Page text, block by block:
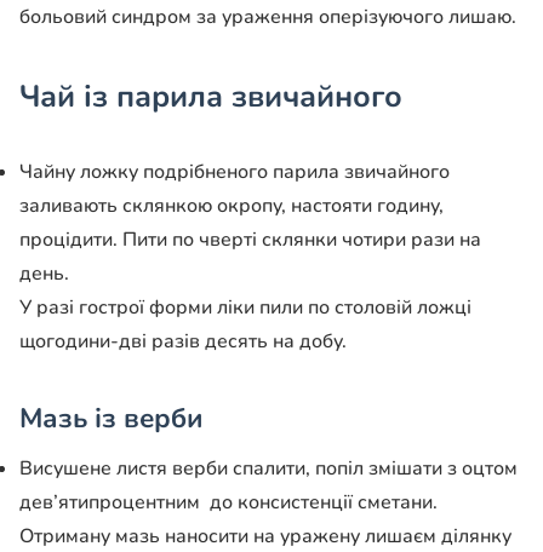
больовий синдром за ураження оперізуючого лишаю.
Чай із парила звичайного
Чайну ложку подрібненого парила звичайного
заливають склянкою окропу, настояти годину,
процідити. Пити по чверті склянки чотири рази на
день.
У разі гострої форми ліки пили по столовій ложці
щогодини-дві разів десять на добу.
Мазь із верби
Висушене листя верби спалити, попіл змішати з оцтом
дев’ятипроцентним до консистенції сметани.
Отриману мазь наносити на уражену лишаєм ділянку